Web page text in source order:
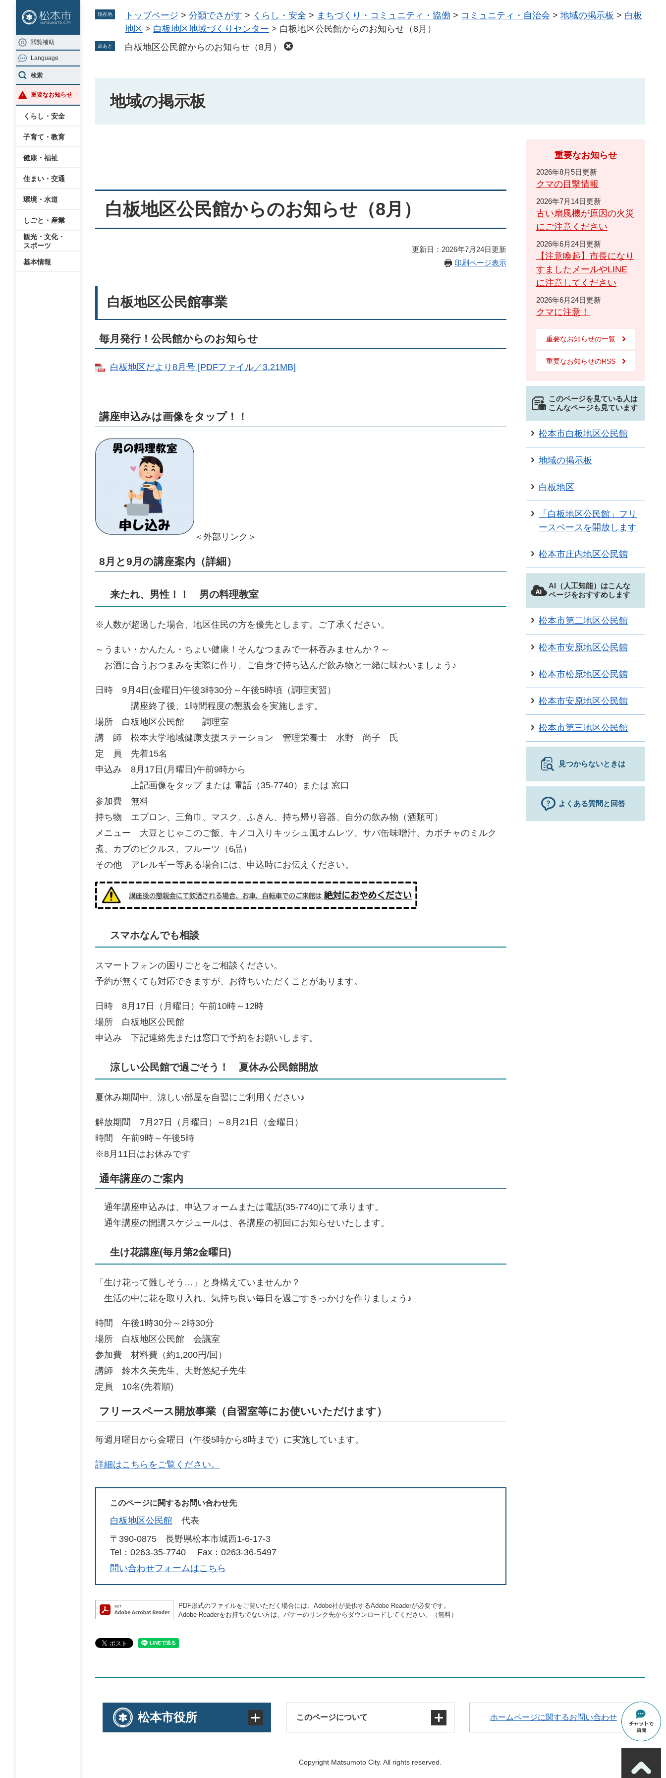
ジ
の
先
頭
で
す
ュ
ー
を
飛
ば
し
閲覧補助
Language
検索
重要なお知らせ
くらし・安全
子育て・教育
健康・福祉
住まい・交通
環境・水道
しごと・産業
観光・文化・
スポーツ
基本情報
現在地 トップページ > 分類でさがす > くらし・安全 > まちづくり・コミュニティ・協働 > コミュニティ・自治会 > 地域の掲示板 > 白板
地区 > 白板地区地域づくりセンター > 白板地区公民館からのお知らせ（8月）
足あと 白板地区公民館からのお知らせ（8月）
地域の掲示板
白板地区公民館からのお知らせ（8月）
更新日：2026年7月24日更新
印刷ページ表示
白板地区公民館事業
毎月発行！公民館からのお知らせ
白板地区だより8月号 [PDFファイル／3.21MB]
講座申込みは画像をタップ！！
＜外部リンク＞
8月と9月の講座案内（詳細）
​来たれ、男性！！ 男の料理教室
※人数が超過した場合、地区住民の方を優先とします。ご了承ください。
～うまい・かんたん・ちょい健康！そんなつまみで一杯吞みませんか？～
お酒に合うおつまみを実際に作り、ご自身で持ち込んだ飲み物と一緒に味わいましょう♪
日時 9月4日(金曜日)午後3時30分～午後5時頃（調理実習）
講座終了後、1時間程度の懇親会を実施します。
場所 白板地区公民館 調理室
講 師 松本大学地域健康支援ステーション 管理栄養士 水野 尚子 氏
定 員 先着15名
申込み 8月17日(月曜日)午前9時から
上記画像をタップ または 電話（35-7740）または 窓口
参加費 無料
持ち物 エプロン、三角巾、マスク、ふきん、持ち帰り容器、自分の飲み物（酒類可）
メニュー 大豆とじゃこのご飯、キノコ入りキッシュ風オムレツ、サバ缶味噌汁、カボチャのミルク
煮、カブのピクルス、フルーツ（6品）
その他 アレルギー等ある場合には、申込時にお伝えください。
スマホなんでも相談
スマートフォンの困りごとをご相談ください。
予約が無くても対応できますが、お待ちいただくことがあります。
日時 8月17日（月曜日）午前10時～12時
場所 白板地区公民館
申込み 下記連絡先または窓口で予約をお願いします。
涼しい公民館で過ごそう！ 夏休み公民館開放
夏休み期間中、涼しい部屋を自習にご利用ください♪
解放期間 7月27日（月曜日）～8月21日（金曜日）
時間 午前9時～午後5時
※8月11日はお休みです
通年講座のご案内
​ 通年講座申込みは、申込フォームまたは電話(35-7740)にて承ります。
通年講座の開講スケジュールは、各講座の初回にお知らせいたします。
生け花講座(毎月第2金曜日)​
「生け花って難しそう…」と身構えていませんか？
生活の中に花を取り入れ、気持ち良い毎日を過ごすきっかけを作りましょう♪
時間 午後1時30分～2時30分
場所 白板地区公民館 会議室
参加費 材料費（約1,200円/回）
講師 鈴木久美先生、天野悠紀子先生
定員 10名(先着順)
フリースペース開放事業（自習室等にお使いいただけます）
毎週月曜日から金曜日（午後5時から8時まで）に実施しています。
詳細はこちらをご覧ください。
このページに関するお問い合わせ先
白板地区公民館
代表
〒390-0875
長野県松本市城西1-6-17-3
Tel：0263-35-7740
Fax：0263-36-5497
問い合わせフォームはこちら
PDF形式のファイルをご覧いただく場合には、Adobe社が提供するAdobe Readerが必要です。
Adobe Readerをお持ちでない方は、バナーのリンク先からダウンロードしてください。（無料）
重要なお知らせ
2026年8月5日更新
クマの目撃情報
2026年7月14日更新
古い扇風機が原因の火災
にご注意ください
2026年6月24日更新
【注意喚起】市長になり
すましたメールやLINE
に注意してください
2026年6月24日更新
クマに注意！
重要なお知らせの一覧
重要なお知らせのRSS
このページを見ている人は
こんなページも見ています
松本市白板地区公民館
地域の掲示板
白板地区
「白板地区公民館」フリ
ースペースを開放します
松本市庄内地区公民館
AI（人工知能）はこんな
ページをおすすめします
松本市第二地区公民館
松本市安原地区公民館
松本市松原地区公民館
松本市安原地区公民館
松本市第三地区公民館
見つからないときは
よくある質問と回答
松本市役所 このページについて
著作権・免責事項・リンク
ホームページに関するお問い合わせ
Copyright Matsumoto City. All rights reserved.